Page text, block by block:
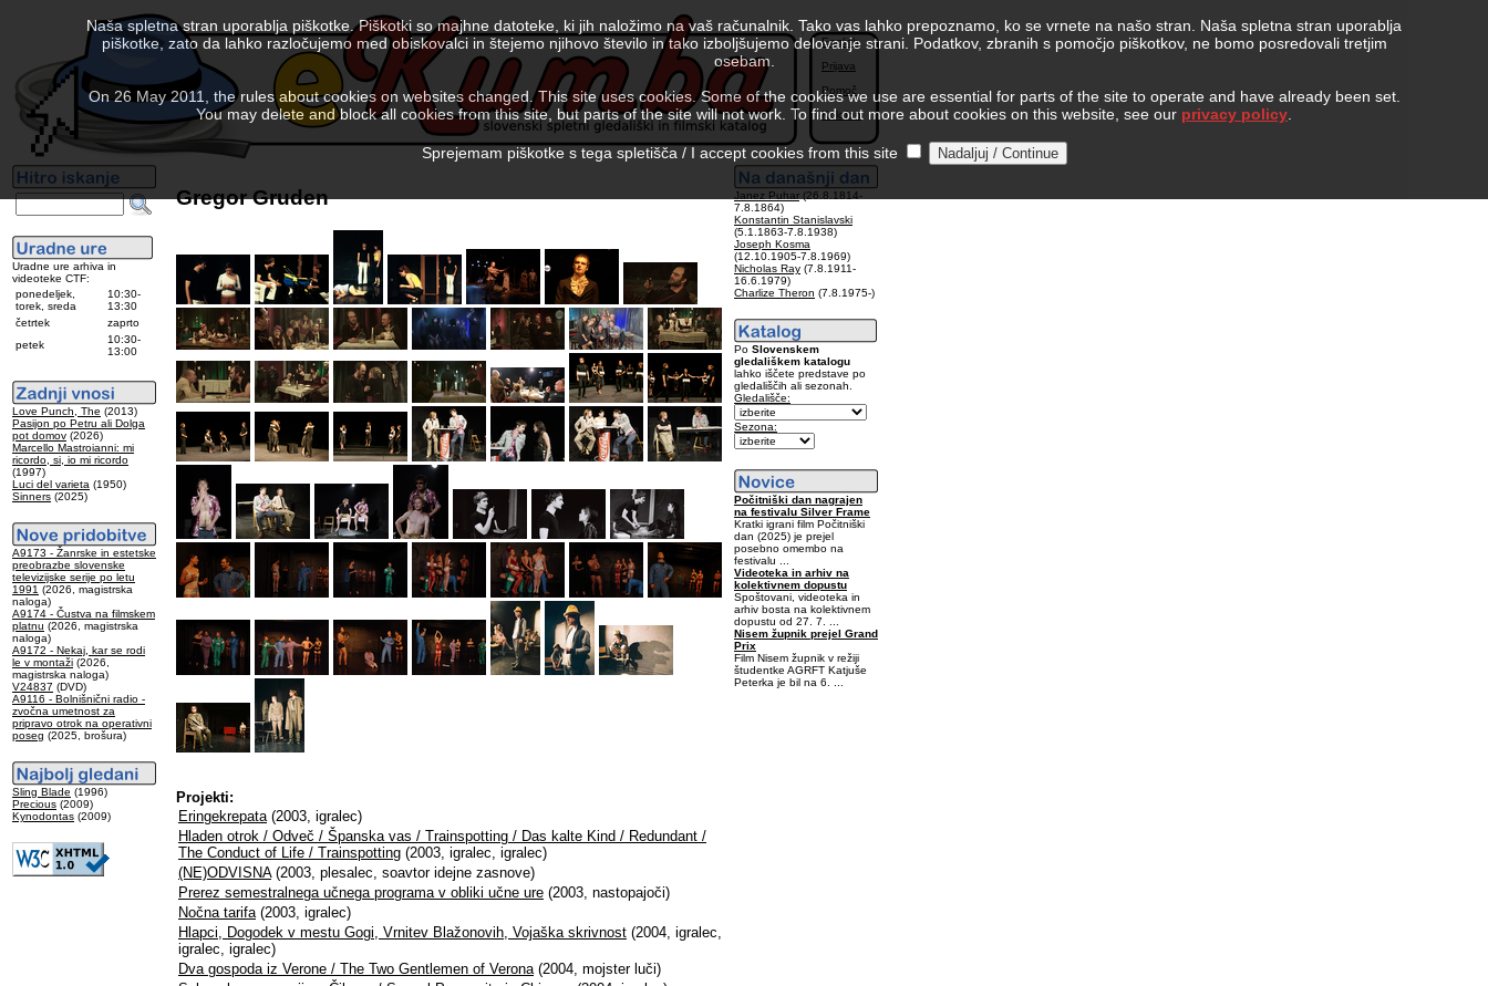
English
Prijava
Pomoč
Kolofon
Uradne ure arhiva in
videoteke CTF:
ponedeljek,
torek, sreda
10:30-
13:30
četrtek
zaprto
petek
10:30-
13:00
Love Punch, The (2013)
Pasijon po Petru ali Dolga
pot domov (2026)
Marcello Mastroianni: mi
ricordo, si, io mi ricordo
(1997)
Luci del varieta (1950)
Sinners (2025)
A9173 - Žanrske in estetske
preobrazbe slovenske
televizijske serije po letu
1991 (2026, magistrska
naloga)
A9174 - Čustva na filmskem
platnu (2026, magistrska
naloga)
A9172 - Nekaj, kar se rodi
le v montaži (2026,
magistrska naloga)
V24837 (DVD)
A9116 - Bolnišnični radio -
zvočna umetnost za
pripravo otrok na operativni
poseg (2025, brošura)
Sling Blade (1996)
Precious (2009)
Kynodontas (2009)
Gregor Gruden
Projekti:
Eringekrepata(2003, igralec)
Hladen otrok / Odveč / Španska vas / Trainspotting / Das kalte Kind / Redundant /
The Conduct of Life / Trainspotting (2003, igralec, igralec)
(NE)ODVISNA(2003, plesalec, soavtor idejne zasnove)
Prerez semestralnega učnega programa v obliki učne ure (2003, nastopajoči)
Nočna tarifa(2003, igralec)
Hlapci, Dogodek v mestu Gogi, Vrnitev Blažonovih, Vojaška skrivnost (2004, igralec,
igralec, igralec)
Dva gospoda iz Verone / The Two Gentlemen of Verona(2004, mojster luči)
Janez Puhar (26.8.1814-
7.8.1864)
Konstantin Stanislavski
(5.1.1863-7.8.1938)
Joseph Kosma
(12.10.1905-7.8.1969)
Nicholas Ray (7.8.1911-
16.6.1979)
Charlize Theron (7.8.1975-)
Po Slovenskem
gledališkem katalogu
lahko iščete predstave po
gledališčih ali sezonah.
Gledališče:
Sezona:
Počitniški dan nagrajen
na festivalu Silver Frame
Kratki igrani film Počitniški
dan (2025) je prejel
posebno omembo na
festivalu ...
Videoteka in arhiv na
kolektivnem dopustu
Spoštovani, videoteka in
arhiv bosta na kolektivnem
dopustu od 27. 7. ...
Nisem župnik prejel Grand
Prix
Film Nisem župnik v režiji
študentke AGRFT Katjuše
Peterka je bil na 6. ...
Naša spletna stran uporablja piškotke. Piškotki so majhne datoteke, ki jih naložimo na vaš računalnik. Tako vas lahko prepoznamo, ko se vrnete na našo stran. Naša spletna stran uporablja
piškotke, zato da lahko razločujemo med obiskovalci in štejemo njihovo število in tako izboljšujemo delovanje strani. Podatkov, zbranih s pomočjo piškotkov, ne bomo posredovali tretjim
osebam.
On 26 May 2011, the rules about cookies on websites changed. This site uses cookies. Some of the cookies we use are essential for parts of the site to operate and have already been set.
You may delete and block all cookies from this site, but parts of the site will not work. To find out more about cookies on this website, see our privacy policy
Sprejemam piškotke s tega spletišča / I accept cookies from this site